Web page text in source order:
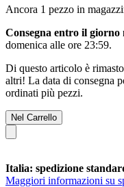
Ancora 1 pezzo in
Consegna entro il giorno
domenica alle ore 23:59.
Di questo articolo è
altri! La data di consegna
ordinati più pezzi.
Nel Carrello
Italia: spedizione
Maggiori informazioni su